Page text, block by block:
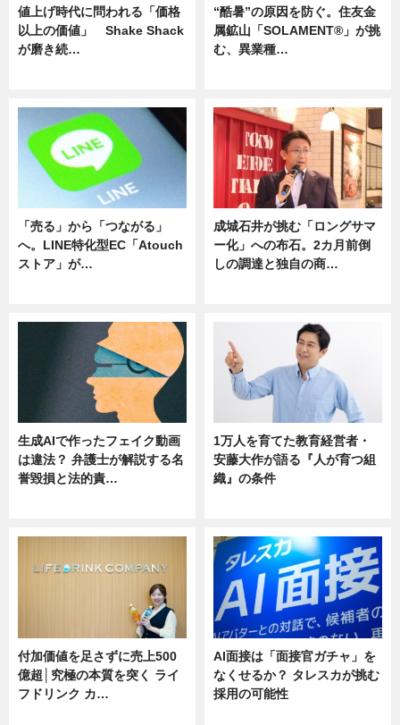
値上げ時代に問われる「価格
以上の価値」 Shake Shack
が磨き続…
“酷暑”の原因を防ぐ。住友金
属鉱山「SOLAMENT®」が挑
む、異業種…
「売る」から「つながる」
へ。LINE特化型EC「Atouch
ストア」が…
成城石井が挑む「ロングサマ
ー化」への布石。2カ月前倒
しの調達と独自の商…
生成AIで作ったフェイク動画
は違法？ 弁護士が解説する名
誉毀損と法的責…
1万人を育てた教育経営者・
安藤大作が語る『人が育つ組
織』の条件
付加価値を足さずに売上500
億超│究極の本質を突く ライ
フドリンク カ…
AI面接は「面接官ガチャ」を
なくせるか？ タレスカが挑む
採用の可能性